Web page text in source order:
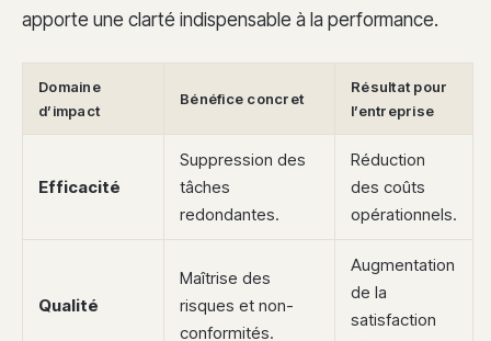
apporte une clarté indispensable à la performance.
Domaine
d’impact
Bénéfice concret
Résultat pour
l’entreprise
Efficacité
Suppression des
tâches
redondantes.
Réduction
des coûts
opérationnels.
Qualité
Maîtrise des
risques et non-
conformités.
Augmentation
de la
satisfaction